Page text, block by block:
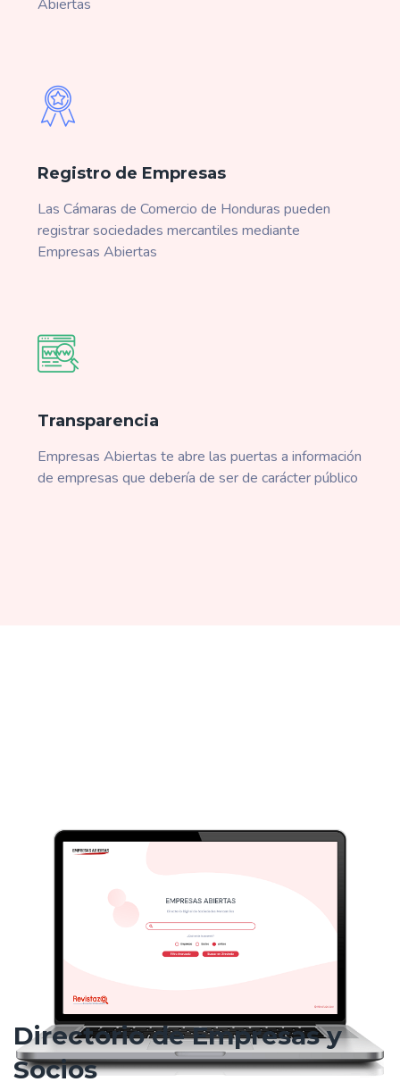
Abiertas
Registro de Empresas
Las Cámaras de Comercio de Honduras pueden
registrar sociedades mercantiles mediante
Empresas Abiertas
Transparencia
Empresas Abiertas te abre las puertas a información
de empresas que debería de ser de carácter público
Directorio de Empresas y
Socios